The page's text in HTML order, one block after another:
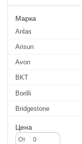
Марка
Anlas
Arisun
Avon
BKT
Borilli
Bridgestone
Continental
CST
Цена
От